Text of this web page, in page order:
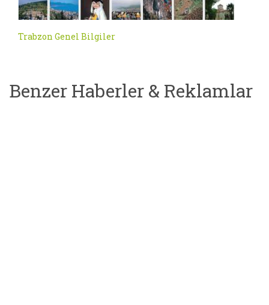
Trabzon Genel Bilgiler
Benzer Haberler & Reklamlar